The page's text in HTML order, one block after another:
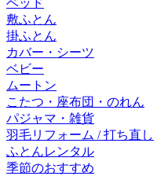
ベッド
敷ふとん
掛ふとん
カバー・シーツ
ベビー
ムートン
こたつ・座布団・のれん
パジャマ・雑貨
羽毛リフォーム / 打ち直し
ふとんレンタル
季節のおすすめ